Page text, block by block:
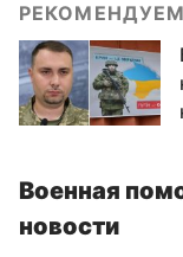
Военная
новости